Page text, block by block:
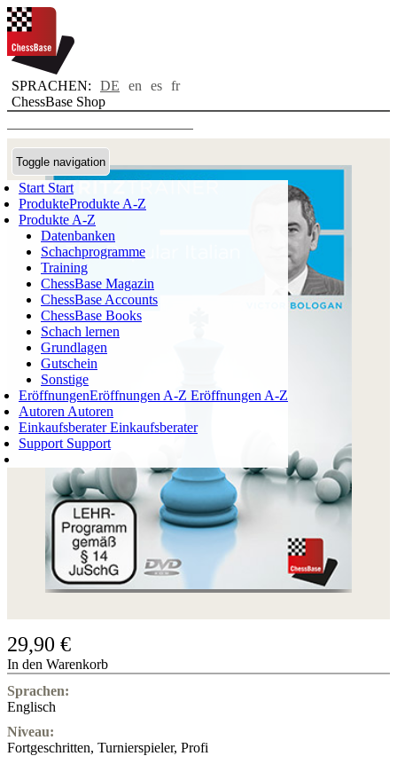
SPRACHEN: DE en es fr
ChessBase Shop
Toggle navigation
Start Start
ProdukteProdukte A-Z
Produkte A-Z
Datenbanken
Schachprogramme
Training
ChessBase Magazin
ChessBase Accounts
ChessBase Books
Schach lernen
Grundlagen
Gutschein
Sonstige
EröffnungenEröffnungen A-Z Eröffnungen A-Z
Autoren Autoren
EinkaufsberaterEinkaufsberater
Support Support
Login
WARENKORB
0ARTIKEL
✔
29,90 €
In den Warenkorb
Sprachen:
Englisch
Niveau:
Fortgeschritten, Turnierspieler, Profi